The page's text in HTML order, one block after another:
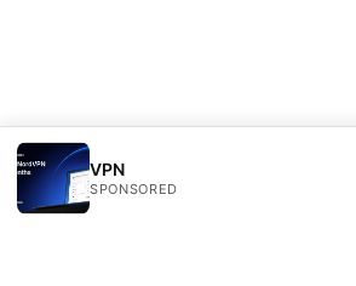
VPN
SPONSORED